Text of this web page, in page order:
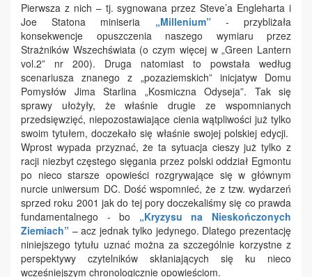
Pierwsza z nich – tj. sygnowana przez Steve’a Engleharta i
Joe Statona miniseria „Millenium”- przybliżała
konsekwencje opuszczenia naszego wymiaru przez
Strażników Wszechświata (o czym więcej w „Green Lantern
vol.2” nr 200). Druga natomiast to powstała według
scenariusza znanego z „pozaziemskich” inicjatyw Domu
Pomysłów Jima Starlina „Kosmiczna Odyseja”. Tak się
sprawy ułożyły, że właśnie drugie ze wspomnianych
przedsięwzięć, niepozostawiające cienia wątpliwości już tylko
swoim tytułem, doczekało się właśnie swojej polskiej edycji.
Wprost wypada przyznać, że ta sytuacja cieszy już tylko z
racji niezbyt częstego sięgania przez polski oddział Egmontu
po nieco starsze opowieści rozgrywające się w głównym
nurcie uniwersum DC. Dość wspomnieć, że z tzw. wydarzeń
sprzed roku 2001 jak do tej pory doczekaliśmy się co prawda
fundamentalnego - bo „Kryzysu na Nieskończonych
Ziemiach” – acz jednak tylko jedynego. Dlatego prezentację
niniejszego tytułu uznać można za szczególnie korzystne z
perspektywy czytelników skłaniających się ku nieco
wcześniejszym chronologicznie opowieściom.